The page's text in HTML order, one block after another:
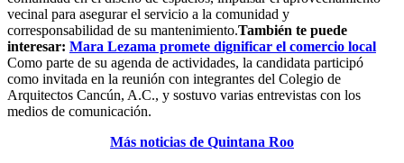
vecinal para asegurar el servicio a la comunidad y
corresponsabilidad de su mantenimiento.También te puede
interesar: Mara Lezama promete dignificar el comercio local
Como parte de su agenda de actividades, la candidata participó
como invitada en la reunión con integrantes del Colegio de
Arquitectos Cancún, A.C., y sostuvo varias entrevistas con los
medios de comunicación.
Más noticias de Quintana Roo